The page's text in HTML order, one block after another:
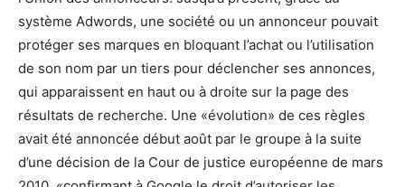
système Adwords, une société ou un annonceur pouvait
protéger ses marques en bloquant l’achat ou l’utilisation
de son nom par un tiers pour déclencher ses annonces,
qui apparaissent en haut ou à droite sur la page des
résultats de recherche. Une «évolution» de ces règles
avait été annoncée début août par le groupe à la suite
d’une décision de la Cour de justice européenne de mars